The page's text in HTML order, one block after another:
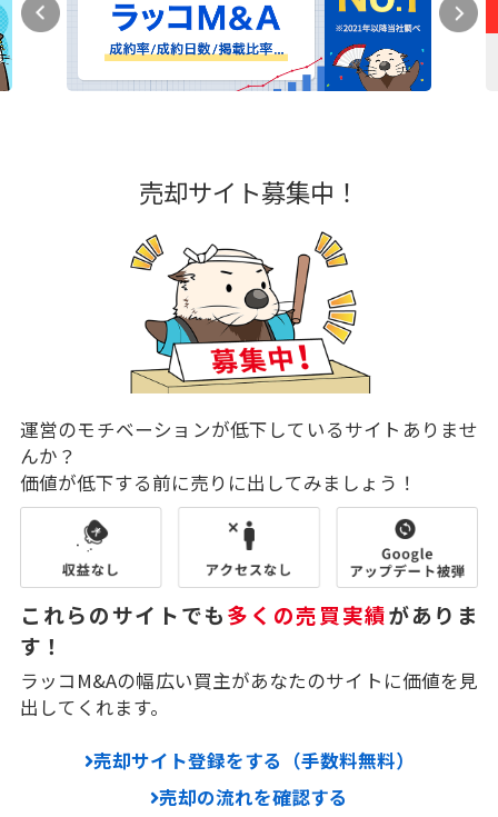
売却サイト募集中！
運営のモチベーションが低下しているサイトありませ
んか？
価値が低下する前に売りに出してみましょう！
これらのサイトでも多くの売買実績がありま
す！
ラッコM&Aの幅広い買主があなたのサイトに価値を見
出してくれます。
売却サイト登録をする（手数料無料）
売却の流れを確認する